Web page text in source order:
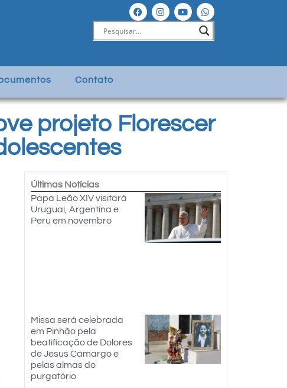
Contato
projeto Florescer
Últimas Notícias
Papa Leão XIV visitará
Uruguai, Argentina e
Peru em novembro
Missa será celebrada
em Pinhão pela
beatificação de Dolores
de Jesus Camargo e
pelas almas do
purgatório